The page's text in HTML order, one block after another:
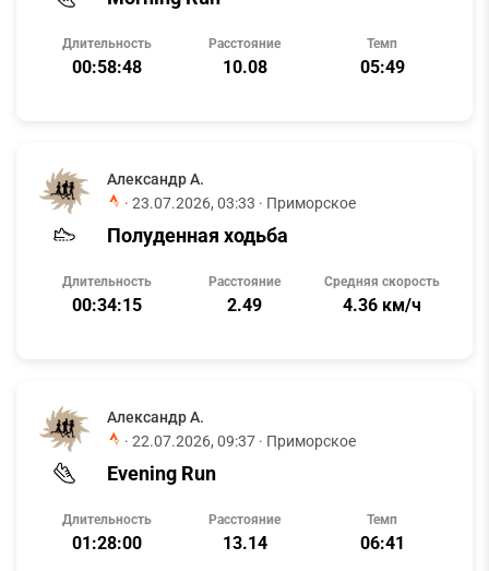
Длительность
00:58:48
Расстояние
10.08
Темп
05:49
Александр А.
· 23.07.2026, 03:33 · Приморское
Полуденная ходьба
Длительность
00:34:15
Расстояние
2.49
Средняя скорость
4.36 км/ч
Александр А.
· 22.07.2026, 09:37 · Приморское
Evening Run
Длительность
01:28:00
Расстояние
13.14
Темп
06:41